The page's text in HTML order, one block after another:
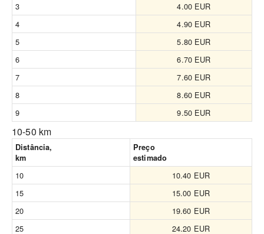
3
4.00 EUR
4
4.90 EUR
5
5.80 EUR
6
6.70 EUR
7
7.60 EUR
8
8.60 EUR
9
9.50 EUR
10-50 km
Distância,
km
Preço
estimado
10
10.40 EUR
15
15.00 EUR
20
19.60 EUR
25
24.20 EUR